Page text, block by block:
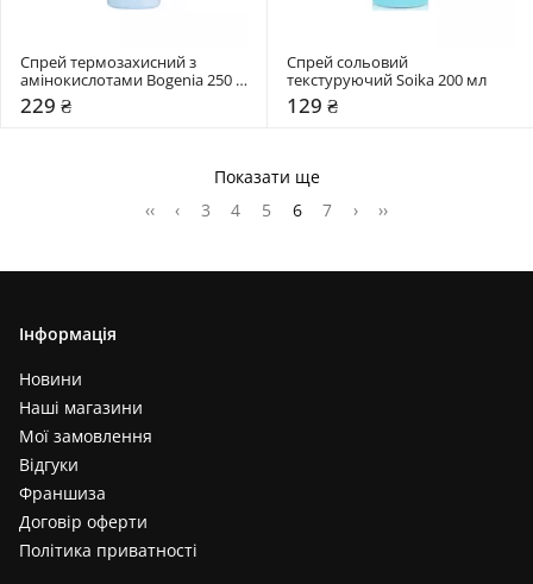
Спрей термозахисний з
амінокислотами Bogenia 250
мл
229 ₴
Спрей сольовий
текстуруючий Soika 200 мл
129 ₴
Показати ще
‹‹
‹ 3 4 5 6 7 › ››
Інформація
Новини
Наші магазини
Мої замовлення
Відгуки
Франшиза
Договір оферти
Політика приватності